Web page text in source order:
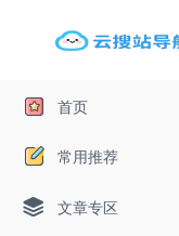
首页
常用推荐
文章专区